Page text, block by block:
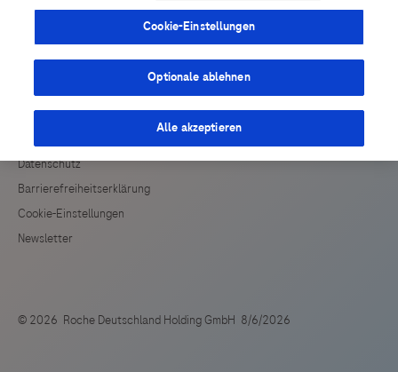
Cookie-Einstellungen
Optionale ablehnen
Alle akzeptieren